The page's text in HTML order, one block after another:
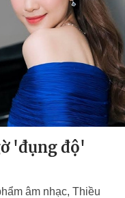
'đụng độ'
âm nhạc, Thiều